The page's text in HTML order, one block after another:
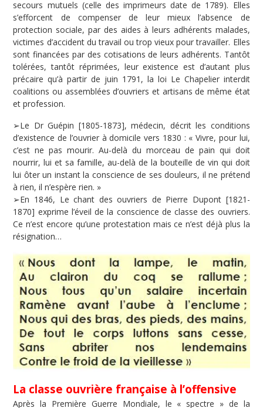
secours mutuels (celle des imprimeurs date de 1789). Elles
s’efforcent de compenser de leur mieux l’absence de
protection sociale, par des aides à leurs adhérents malades,
victimes d’accident du travail ou trop vieux pour travailler. Elles
sont financées par des cotisations de leurs adhérents. Tantôt
tolérées, tantôt réprimées, leur existence est d’autant plus
précaire qu’à partir de juin 1791, la loi Le Chapelier interdit
coalitions ou assemblées d’ouvriers et artisans de même état
et profession.
➢Le Dr Guépin [1805-1873], médecin, décrit les conditions
d’existence de l’ouvrier à domicile vers 1830 : « Vivre, pour lui,
c’est ne pas mourir. Au-delà du morceau de pain qui doit
nourrir, lui et sa famille, au-delà de la bouteille de vin qui doit
lui ôter un instant la conscience de ses douleurs, il ne prétend
à rien, il n’espère rien. »
➢En 1846, Le chant des ouvriers de Pierre Dupont [1821-
1870] exprime l’éveil de la conscience de classe des ouvriers.
Ce n’est encore qu’une protestation mais ce n’est déjà plus la
résignation…
La classe ouvrière française à l’offensive
Après la Première Guerre Mondiale, le « spectre » de la